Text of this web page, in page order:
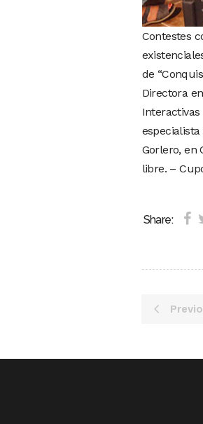
Contestes
de
Directora
Gorlero, en
libre. –
Share: